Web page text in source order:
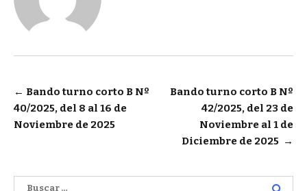
Navegación
de
← Bando turno corto B Nº
40/2025, del 8 al 16 de
Noviembre de 2025
Bando turno corto B Nº
42/2025, del 23 de
Noviembre al 1 de
Diciembre de 2025 →
Buscar: